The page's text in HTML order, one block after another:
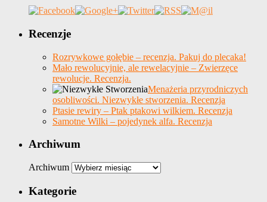
Recenzje
Rozrywkowe gołębie – recenzja. Pakuj do plecaka!
Mało rewolucyjnie, ale rewelacyjnie – Zwierzęce
rewolucje. Recenzja.
Menażeria przyrodniczych
osobliwości. Niezwykłe stworzenia. Recenzja
Ptasie rewiry – Ptak ptakowi wilkiem. Recenzja
Samotne Wilki – pojedynek alfa. Recenzja
Archiwum
Archiwum
Kategorie